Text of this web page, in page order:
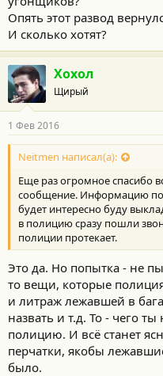
Опять этот развод
И сколько хотят?
Хохол
Щирый
1 Фев 2016
Neitmen написал(а):
Еще раз огромное спасибо
сообщение. Информацию по
будет интересно буду
в полицию сразу пошли
полиции протекает.
Это да. Но попытка - не
то вещи, которые
и литраж лежавшей в
назвать и т.д. То - чего
полицию. И всё станет
перчатки, якобы
было.